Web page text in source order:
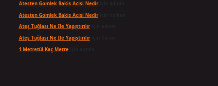
Atesten Gomlek Bakis Acisi Nediriçin
Atesten Gomlek Bakis Acisi Nediriçin
Ateş Tuğlası Ne Ile Yapıştırılıriçin
Ateş Tuğlası Ne Ile Yapıştırılıriçin
1 Metretül Kaç Metreiçin